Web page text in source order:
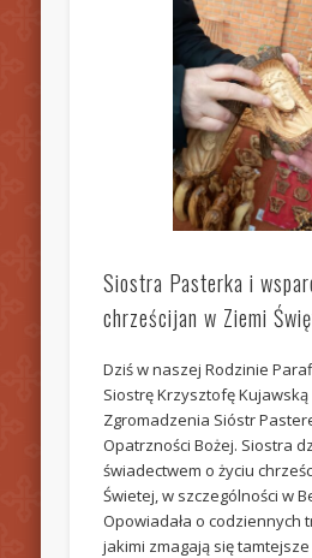
Siostra Pasterka i
chrześcijan w Ziemi
Dziś w naszej Rodzinie
Siostrę Krzysztofę Kujawską
Zgromadzenia Sióstr
Opatrzności Bożej. Siostra
świadectwem o życiu
Świetej, w szczególności w
Opowiadała o codziennych
jakimi zmagają się